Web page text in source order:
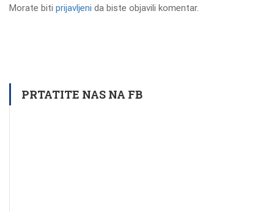
Morate biti prijavljeni da biste objavili komentar.
PRTATITE NAS NA FB